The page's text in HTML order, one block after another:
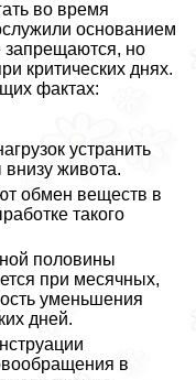
во время
основанием
запрещаются, но
критических днях.
фактах:
устранить
живота.
обмен веществ в
такого
половины
при мecячных,
уменьшения
дней.
в